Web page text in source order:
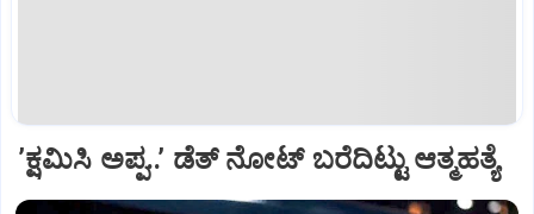
ʼಕ್ಷಮಿಸಿ ಅಪ್ಪ..ʼ ಡೆತ್‌ ನೋಟ್‌ ಬರೆದಿಟ್ಟು ಆತ್ಮಹತ್ಯೆ